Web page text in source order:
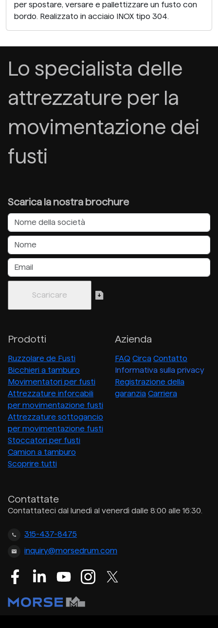
per spostare, versare e pallettizzare un fusto con
bordo. Realizzato in acciaio INOX tipo 304.
Lo specialista delle
attrezzature per la
movimentazione dei
fusti
Scarica la nostra brochure
Prodotti
Ruzzolare de Fusti
Bicchieri a tamburo
Movimentatori per fusti
Attrezzature inforcabili
per movimentazione fusti
Attrezzature sottogancio
per movimentazione fusti
Stoccatori per fusti
Camion a tamburo
Scoprire tutti
Azienda
FAQ Circa Contatto
Informativa sulla privacy
Registrazione della
garanzia Carriera
Contattate
Contattateci dal lunedì al venerdì dalle 8:00 alle 16:30.
315-437-8475
inquiry@morsedrum.com